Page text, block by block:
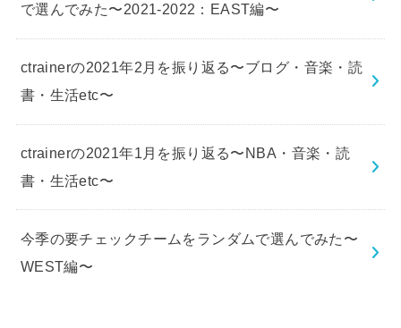
で選んでみた〜2021-2022：EAST編〜
ctrainerの2021年2月を振り返る〜ブログ・音楽・読
書・生活etc〜
ctrainerの2021年1月を振り返る〜NBA・音楽・読
書・生活etc〜
今季の要チェックチームをランダムで選んでみた〜
WEST編〜